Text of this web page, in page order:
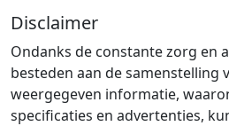
Disclaimer
Ondanks de constante zorg en
besteden aan de samenstelling
weergegeven informatie,
specificaties en advertenties,